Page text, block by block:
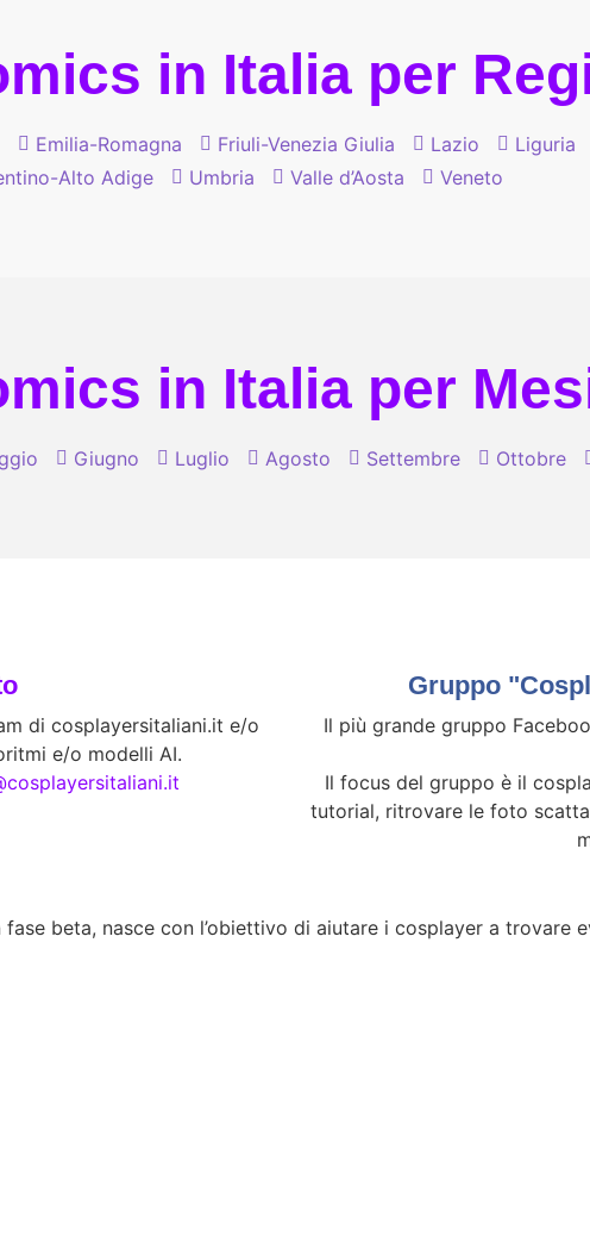
in Italia per
Emilia-Romagna Friuli-Venezia Giulia Lazio Liguria
Alto Adige Umbria Valle d’Aosta Veneto
in Italia per
Giugno Luglio Agosto Settembre Ottobre
di cosplayersitaliani.it e/o
e/o modelli AI.
Gruppo
Il più grande gruppo
Il focus del gruppo è il
tutorial, ritrovare le foto
beta, nasce con l’obiettivo di aiutare i cosplayer a trovare